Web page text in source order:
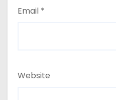
Email *
Website